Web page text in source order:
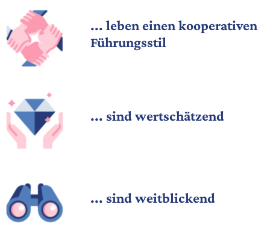
... leben einen kooperativen
Führungsstil
... sind wertschätzend
... sind weitblickend